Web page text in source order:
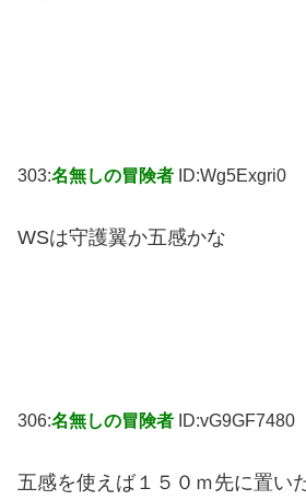
303:名無しの冒険者 ID:Wg5Exgri0
WSは守護翼か五感かな
306:名無しの冒険者 ID:vG9GF7480
五感を使えば１５０ｍ先に置い